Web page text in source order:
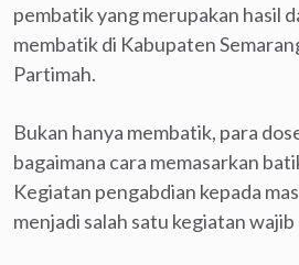
pembatik yang merupakan hasil
membatik di Kabupaten
Partimah.
Bukan hanya membatik, para
bagaimana cara memasarkan
Kegiatan pengabdian kepada
menjadi salah satu kegiatan